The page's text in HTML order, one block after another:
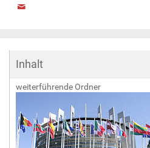
Inhalt
weiterführende Ordner